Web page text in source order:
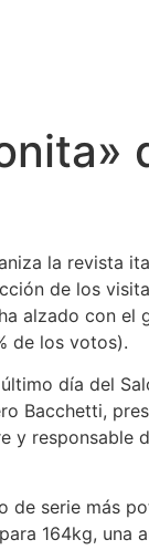
la revista
de los
alzado con el
de los votos).
día del
Bacchetti,
y responsable
de serie más
164kg, una